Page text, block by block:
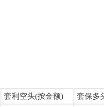
套利空头(按金额) 套保多